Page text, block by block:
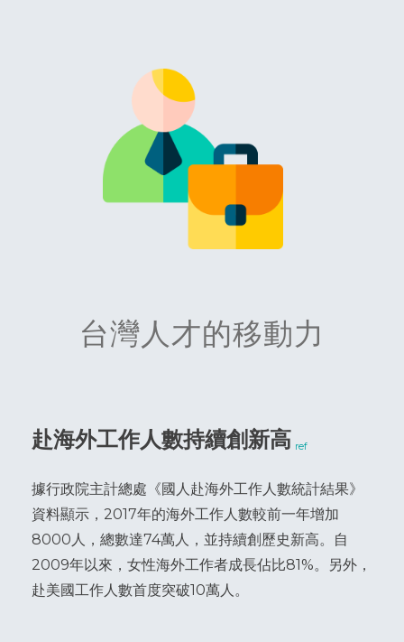
台灣人才的移動力
赴海外工作人數持續創新高 ref
據行政院主計總處《國人赴海外工作人數統計結果》
資料顯示，2017年的海外工作人數較前一年增加
8000人，總數達74萬人，並持續創歷史新高。自
2009年以來，女性海外工作者成長佔比81%。另外，
赴美國工作人數首度突破10萬人。